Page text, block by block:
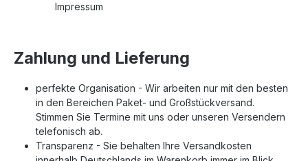
Impressum
Zahlung und Lieferung
perfekte Organisation - Wir arbeiten nur mit den besten
in den Bereichen Paket- und Großstückversand.
Stimmen Sie Termine mit uns oder unseren Versendern
telefonisch ab.
Transparenz - Sie behalten Ihre Versandkosten